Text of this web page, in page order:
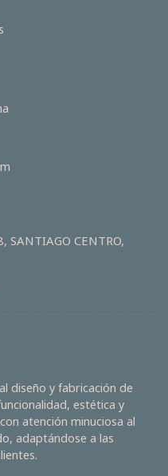
CENTRO,
diseño y fabricación de
estética y
atención minuciosa al
adaptándose a las